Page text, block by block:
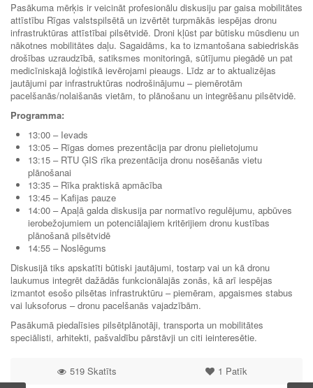
Pasākuma mērķis ir veicināt profesionālu diskusiju par gaisa mobilitātes
attīstību Rīgas valstspilsētā un izvērtēt turpmākās iespējas dronu
infrastruktūras attīstībai pilsētvidē. Droni kļūst par būtisku mūsdienu un
nākotnes mobilitātes daļu. Sagaidāms, ka to izmantošana sabiedriskās
drošības uzraudzībā, satiksmes monitoringā, sūtījumu piegādē un pat
medicīniskajā loģistikā ievērojami pieaugs. Līdz ar to aktualizējas
jautājumi par infrastruktūras nodrošinājumu – piemērotām
pacelšanās/nolaišanās vietām, to plānošanu un integrēšanu pilsētvidē.
Programma:
13:00 – Ievads
13:05 – Rīgas domes prezentācija par dronu pielietojumu
13:15 – RTU ĢIS rīka prezentācija dronu nosēšanās vietu
plānošanai
13:35 – Rīka praktiskā apmācība
13:45 – Kafijas pauze
14:00 – Apaļā galda diskusija par normatīvo regulējumu, apbūves
ierobežojumiem un potenciālajiem kritērijiem dronu kustības
plānošanā pilsētvidē
14:55 – Noslēgums
Diskusijā tiks apskatīti būtiski jautājumi, tostarp vai un kā dronu
laukumus integrēt dažādās funkcionālajās zonās, kā arī iespējas
izmantot esošo pilsētas infrastruktūru – piemēram, apgaismes stabus
vai luksoforus – dronu pacelšanās vajadzībām.
Pasākumā piedalīsies pilsētplānotāji, transporta un mobilitātes
speciālisti, arhitekti, pašvaldību pārstāvji un citi ieinteresētie.
1 Patīk
519 Skatīts